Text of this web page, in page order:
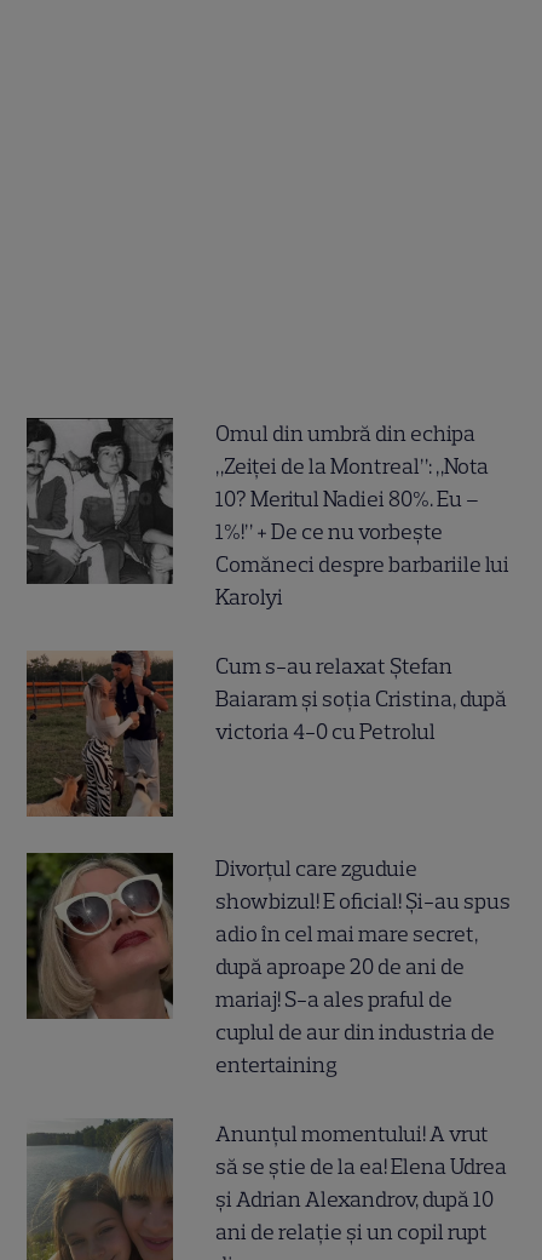
Omul din umbră din echipa
„Zeiței de la Montreal”: „Nota
10? Meritul Nadiei 80%. Eu –
1%!” + De ce nu vorbește
Comăneci despre barbariile lui
Karolyi
Cum s-au relaxat Ștefan
Baiaram și soția Cristina, după
victoria 4-0 cu Petrolul
Divorțul care zguduie
showbizul! E oficial! Și-au spus
adio în cel mai mare secret,
după aproape 20 de ani de
mariaj! S-a ales praful de
cuplul de aur din industria de
entertaining
Anunțul momentului! A vrut
să se știe de la ea! Elena Udrea
și Adrian Alexandrov, după 10
ani de relație și un copil rupt